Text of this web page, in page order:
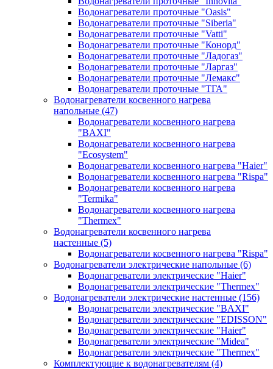
Водонагреватели проточные "Oasis"
Водонагреватели проточные "Siberia"
Водонагреватели проточные "Vatti"
Водонагреватели проточные "Конорд"
Водонагреватели проточные "Ладогаз"
Водонагреватели проточные "Ларгаз"
Водонагреватели проточные "Лемакс"
Водонагреватели проточные "ТГА"
Водонагреватели косвенного нагрева
напольные (47)
Водонагреватели косвенного нагрева
"BAXI"
Водонагреватели косвенного нагрева
"Ecosystem"
Водонагреватели косвенного нагрева "Haier"
Водонагреватели косвенного нагрева "Rispa"
Водонагреватели косвенного нагрева
"Termika"
Водонагреватели косвенного нагрева
"Thermex"
Водонагреватели косвенного нагрева
настенные (5)
Водонагреватели косвенного нагрева "Rispa"
Водонагреватели электрические напольные (6)
Водонагреватели электрические "Haier"
Водонагреватели электрические "Thermex"
Водонагреватели электрические настенные (156)
Водонагреватели электрические "BAXI"
Водонагреватели электрические "EDISSON"
Водонагреватели электрические "Haier"
Водонагреватели электрические "Midea"
Водонагреватели электрические "Thermex"
Комплектующие к водонагревателям (4)